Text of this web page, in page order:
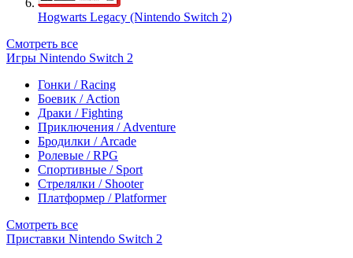
Hogwarts Legacy (Nintendo Switch 2)
Смотреть все
Игры Nintendo Switch 2
Гонки / Racing
Боевик / Action
Драки / Fighting
Приключения / Adventure
Бродилки / Arcade
Ролевые / RPG
Спортивные / Sport
Стрелялки / Shooter
Платформер / Platformer
Смотреть все
Приставки Nintendo Switch 2